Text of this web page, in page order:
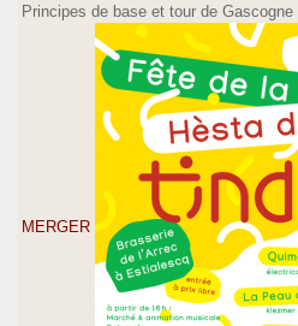
Principes de base et tour de Gascogne
MERGER